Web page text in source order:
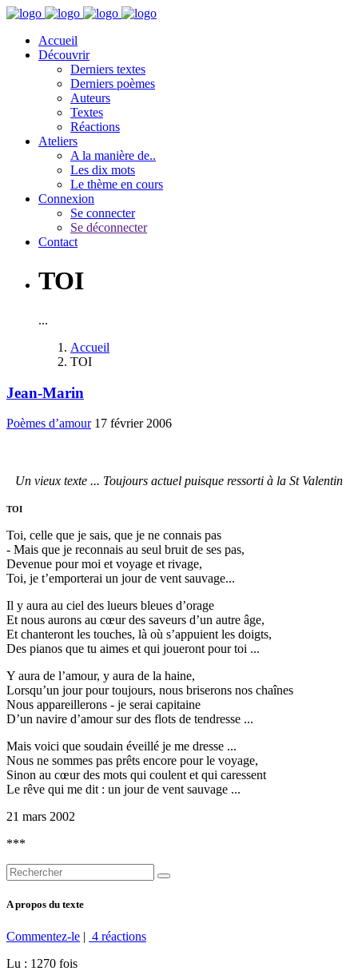
Accueil
Découvrir
Derniers textes
Derniers poèmes
Auteurs
Textes
Réactions
Ateliers
A la manière de..
Les dix mots
Le thème en cours
Connexion
Se connecter
Se déconnecter
Contact
TOI
...
Accueil
TOI
Jean-Marin
Poèmes d’amour 17 février 2006
Un vieux texte ... Toujours actuel puisque ressorti à la St Valentin
TOI
Toi, celle que je sais, que je ne connais pas
- Mais que je reconnais au seul bruit de ses pas,
Devenue pour moi et voyage et rivage,
Toi, je t’emporterai un jour de vent sauvage...
Il y aura au ciel des lueurs bleues d’orage
Et nous aurons au cœur des saveurs d’un autre âge,
Et chanteront les touches, là où s’appuient les doigts,
Des pianos que tu aimes et qui joueront pour toi ...
Y aura de l’amour, y aura de la haine,
Lorsqu’un jour pour toujours, nous briserons nos chaînes
Nous appareillerons - je serai capitaine
D’un navire d’amour sur des flots de tendresse ...
Mais voici que soudain éveillé je me dresse ...
Nous ne sommes pas prêts encore pour le voyage,
Sinon au cœur des mots qui coulent et qui caressent
Le rêve qui me dit : un jour de vent sauvage ...
21 mars 2002
***
A propos du texte
Commentez-le | 4 réactions
Lu : 1270 fois